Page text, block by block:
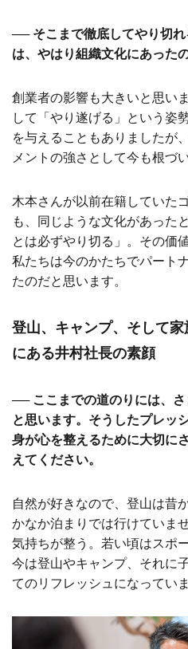
── そこまで徹底してやり切
は、やはり組織文化にあった
創業者の影響も大きいと思い
して「やり遂げる」という姿
を与えることもありましたが
メントの強さとして今も根づ
木本さんが以前在籍していた
も、同じような文化があった
とは必ずやり切る」。その価
私たちは今のかたちでパート
たのだと思います。
登山、キャンプ、そして
にある井村社長の素顔
── ここまでの道のりには、
と思います。そうしたプレッ
身が心を整えるために大切に
えてください。
自然が好きなので、登山は昔
かなか泊まりでは行けていま
気持ちが整う。若い頃はスポ
今は登山やキャンプ、それに
てのリフレッシュになっていま